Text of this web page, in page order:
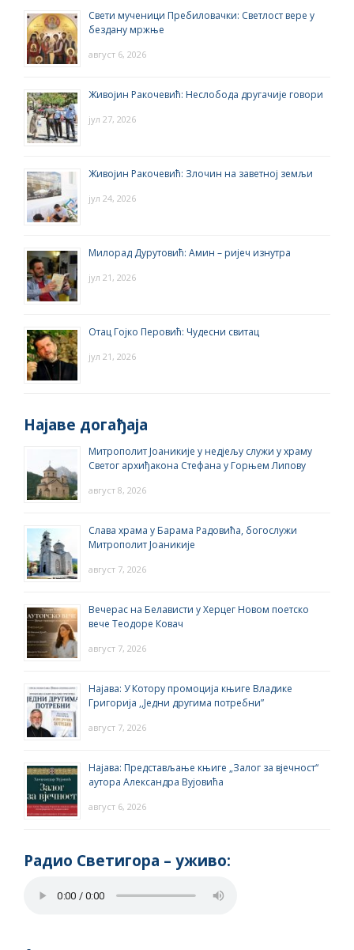
Свети мученици Пребиловачки: Светлост вере у
бездану мржње
август 6, 2026
Живојин Ракочевић: Неслобода другачије говори
јул 27, 2026
Живојин Ракочевић: Злочин на заветној земљи
јул 24, 2026
Милорад Дурутовић: Амин – ријеч изнутра
јул 21, 2026
Отац Гојко Перовић: Чудесни свитац
јул 21, 2026
Најаве догађаја
Митрополит Јоаникије у недјељу служи у храму
Светог архиђакона Стефана у Горњем Липову
август 8, 2026
Слава храма у Барама Радовића, богослужи
Митрополит Јоаникије
август 7, 2026
Вечерас на Белависти у Херцег Новом поетско
вече Теодоре Ковач
август 7, 2026
Најава: У Котору промоција књиге Владике
Григорија ,,Једни другима потребни”
август 7, 2026
Најава: Представљање књиге „Залог за вјечност“
аутора Александра Вујовића
август 6, 2026
Радио Светигора – yживо: